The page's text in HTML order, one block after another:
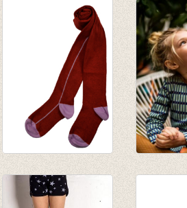
Raisin
€ 14,95
Stripes
€ 13,95